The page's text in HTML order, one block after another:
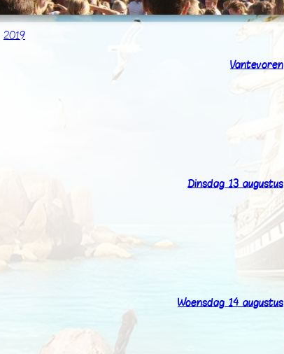
2019
Vantevoren
Dinsdag 13 augustus
Woensdag 14 augustus